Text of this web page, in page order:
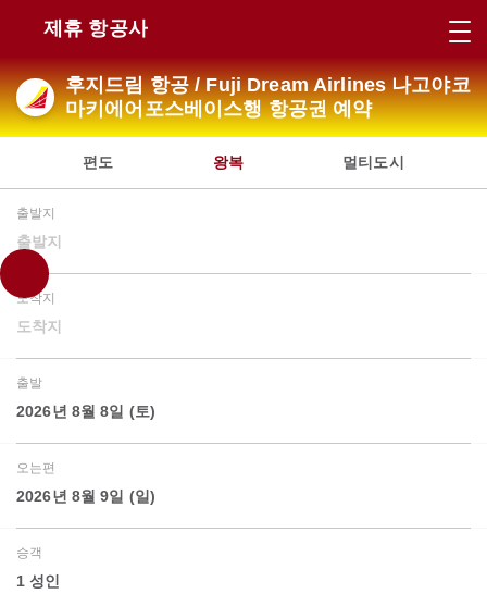
제휴 항공사
후지드림 항공 / Fuji Dream Airlines 나고야코
마키에어포스베이스행 항공권 예약
편도 왕복 멀티도시
출발지
출발지
도착지
도착지
출발
2026년 8월 8일 (토)
오는편
2026년 8월 9일 (일)
승객
1 성인